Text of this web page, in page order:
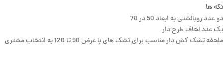
تکه ها
دو عدد روبالشتی به ابعاد 50 در 70
یک عدد لحاف طرح دار
ملحفه تشک کش دار مناسب برای تشک های با عرض 90 تا 120 به انتخاب مشتری